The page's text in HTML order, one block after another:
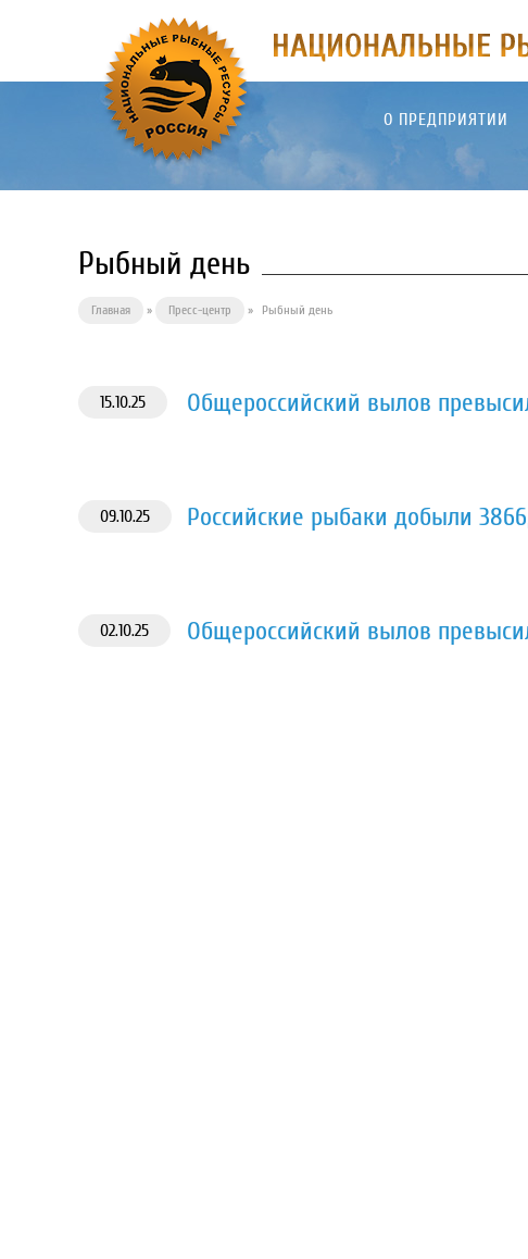
О ПРЕДПРИЯТИИ
Рыбный день
Главная » Пресс-центр » Рыбный день
15.10.25 Общероссийский вылов
09.10.25 Российские рыбаки добыли
02.10.25 Общероссийский вылов